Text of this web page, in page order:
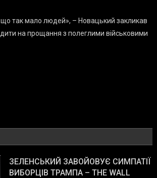
так мало людей», – Новацький закликав
на прощання з полеглими військовими
ЗЕЛЕНСЬКИЙ ЗАВОЙОВУЄ СИМПАТІЇ
ВИБОРЦІВ ТРАМПА – THE WALL